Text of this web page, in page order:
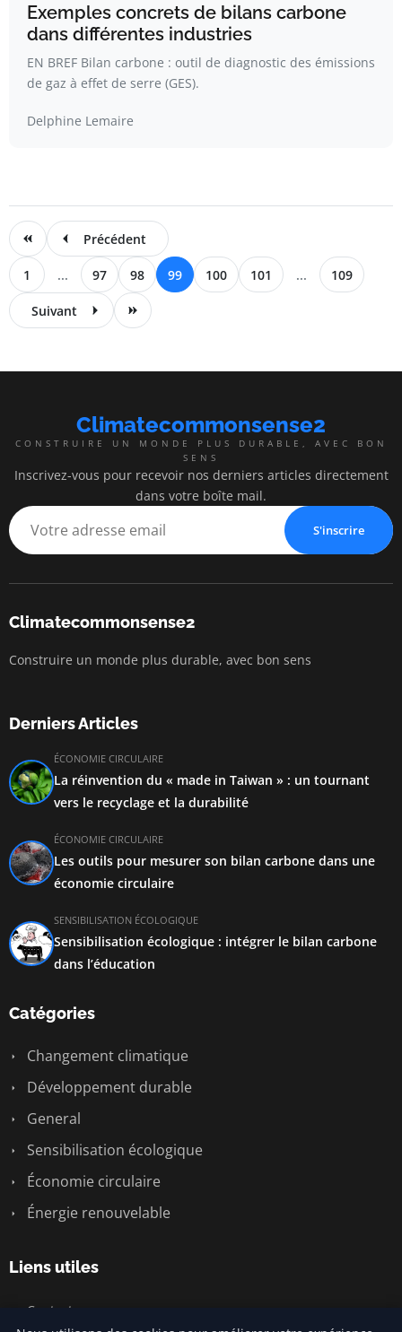
Exemples concrets de bilans carbone
dans différentes industries
EN BREF Bilan carbone : outil de diagnostic des émissions
de gaz à effet de serre (GES).
Delphine Lemaire
Précédent
1 ... 97 98 99 100 101 ... 109
Suivant
Climatecommonsense2
CONSTRUIRE UN MONDE PLUS DURABLE, AVEC BON
SENS
Inscrivez-vous pour recevoir nos derniers articles directement
dans votre boîte mail.
S'inscrire
Climatecommonsense2
Construire un monde plus durable, avec bon sens
Derniers Articles
ÉCONOMIE CIRCULAIRE
La réinvention du « made in Taiwan » : un tournant
vers le recyclage et la durabilité
ÉCONOMIE CIRCULAIRE
Les outils pour mesurer son bilan carbone dans une
économie circulaire
SENSIBILISATION ÉCOLOGIQUE
Sensibilisation écologique : intégrer le bilan carbone
dans l’éducation
Catégories
Changement climatique
Développement durable
General
Sensibilisation écologique
Économie circulaire
Énergie renouvelable
Liens utiles
Contact